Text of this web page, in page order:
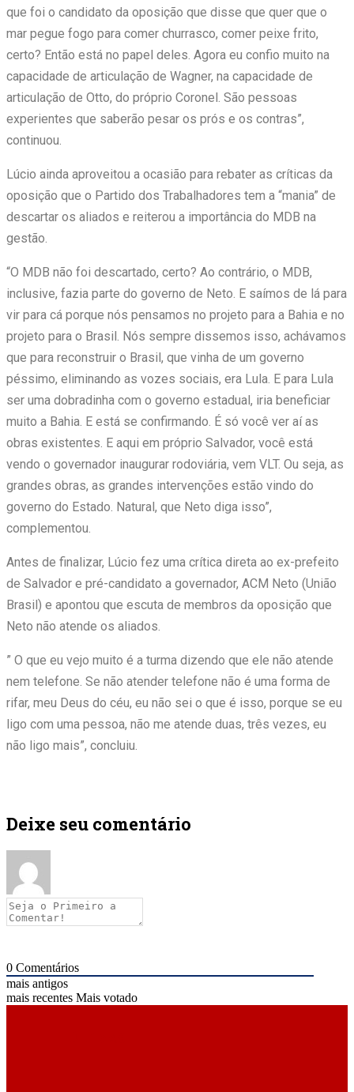
que foi o candidato da oposição que disse que quer que o
mar pegue fogo para comer churrasco, comer peixe frito,
certo? Então está no papel deles. Agora eu confio muito na
capacidade de articulação de Wagner, na capacidade de
articulação de Otto, do próprio Coronel. São pessoas
experientes que saberão pesar os prós e os contras”,
continuou.
Lúcio ainda aproveitou a ocasião para rebater as críticas da
oposição que o Partido dos Trabalhadores tem a “mania” de
descartar os aliados e reiterou a importância do MDB na
gestão.
“O MDB não foi descartado, certo? Ao contrário, o MDB,
inclusive, fazia parte do governo de Neto. E saímos de lá para
vir para cá porque nós pensamos no projeto para a Bahia e no
projeto para o Brasil. Nós sempre dissemos isso, achávamos
que para reconstruir o Brasil, que vinha de um governo
péssimo, eliminando as vozes sociais, era Lula. E para Lula
ser uma dobradinha com o governo estadual, iria beneficiar
muito a Bahia. E está se confirmando. É só você ver aí as
obras existentes. E aqui em próprio Salvador, você está
vendo o governador inaugurar rodoviária, vem VLT. Ou seja, as
grandes obras, as grandes intervenções estão vindo do
governo do Estado. Natural, que Neto diga isso”,
complementou.
Antes de finalizar, Lúcio fez uma crítica direta ao ex-prefeito
de Salvador e pré-candidato a governador, ACM Neto (União
Brasil) e apontou que escuta de membros da oposição que
Neto não atende os aliados.
” O que eu vejo muito é a turma dizendo que ele não atende
nem telefone. Se não atender telefone não é uma forma de
rifar, meu Deus do céu, eu não sei o que é isso, porque se eu
ligo com uma pessoa, não me atende duas, três vezes, eu
não ligo mais”, concluiu.
Deixe seu comentário
0 Comentários
mais antigos
mais recentes Mais votado